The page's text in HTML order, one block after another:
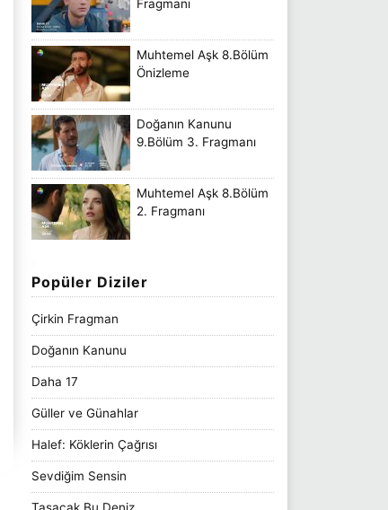
Fragmanı
Muhtemel Aşk 8.Bölüm
Önizleme
Doğanın Kanunu
9.Bölüm 3. Fragmanı
Muhtemel Aşk 8.Bölüm
2. Fragmanı
Popüler Diziler
Çirkin Fragman
Doğanın Kanunu
Daha 17
Güller ve Günahlar
Halef: Köklerin Çağrısı
Sevdiğim Sensin
Taşacak Bu Deniz